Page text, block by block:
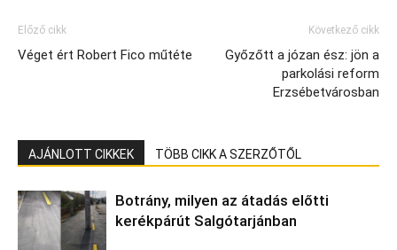
Előző cikk
Véget ért Robert Fico műtéte
Következő cikk
Győzőtt a józan ész: jön a
parkolási reform
Erzsébetvárosban
AJÁNLOTT CIKKEK TÖBB CIKK A SZERZŐTŐL
Botrány, milyen az átadás előtti
kerékpárút Salgótarjánban